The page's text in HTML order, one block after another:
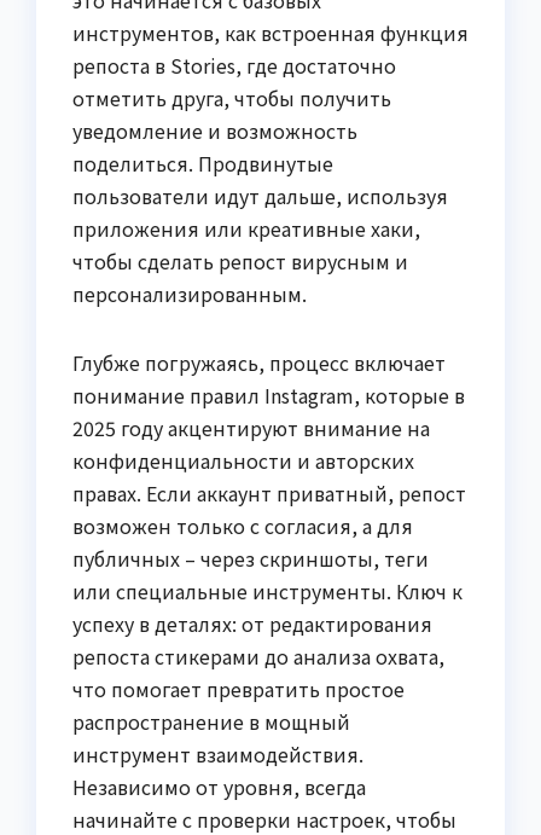
инструментов, как встроенная функция
репоста в Stories, где достаточно
отметить друга, чтобы получить
уведомление и возможность
поделиться. Продвинутые
пользователи идут дальше, используя
приложения или креативные хаки,
чтобы сделать репост вирусным и
персонализированным.
Глубже погружаясь, процесс включает
понимание правил Instagram, которые в
2025 году акцентируют внимание на
конфиденциальности и авторских
правах. Если аккаунт приватный, репост
возможен только с согласия, а для
публичных – через скриншоты, теги
или специальные инструменты. Ключ к
успеху в деталях: от редактирования
репоста стикерами до анализа охвата,
что помогает превратить простое
распространение в мощный
инструмент взаимодействия.
Независимо от уровня, всегда
начинайте с проверки настроек, чтобы